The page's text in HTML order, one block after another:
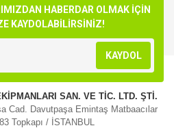
Yorum Yaz
ederiz.
veya görüntülenemiyor.
bilgiler bulunuyor.
bulunuyor.
daha pahalı.
olmalı.
HABERDAR OLMAK İÇİN
KAYDOLABİLİRSİNİZ!
KAYDOL
SAN. VE TİC. LTD. ŞTİ.
Cad. Davutpaşa Emintaş Matbaacılar
Topkapı / İSTANBUL